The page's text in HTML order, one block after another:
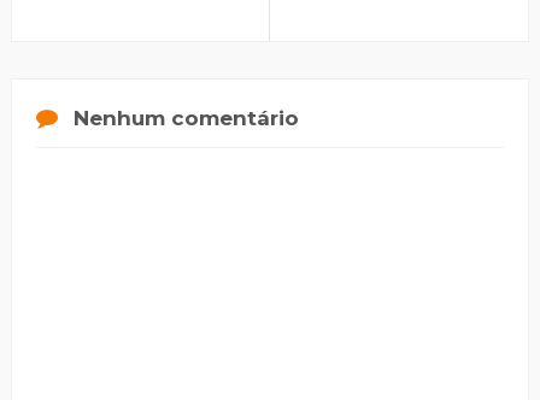
Nenhum comentário